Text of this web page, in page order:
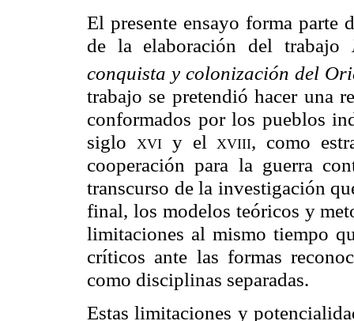
El presente ensayo forma parte
de la elaboración del trabajo
conquista y colonización del
trabajo se pretendió hacer una
conformados por los pueblos
siglo xviy el xviii, como
cooperación para la guerra
transcurso de la investigación
final, los modelos teóricos y
limitaciones al mismo tiempo
críticos ante las formas
como disciplinas separadas.
Estas limitaciones y